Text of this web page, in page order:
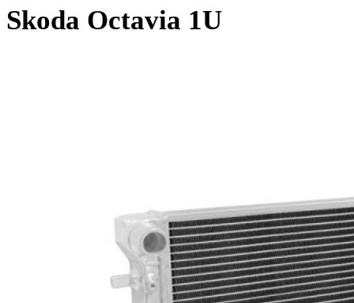
Skoda Octavia 1U